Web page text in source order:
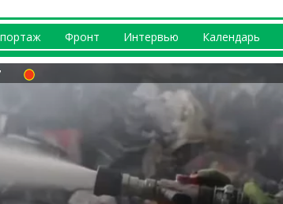
Фронт Интервью Календарь